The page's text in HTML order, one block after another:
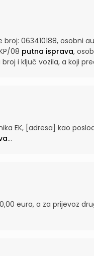
broj: 063410188, osobni
08 putna isprava,
i ključ vozila, a koji
EK, [adresa] kao
...
eura, a za prijevoz